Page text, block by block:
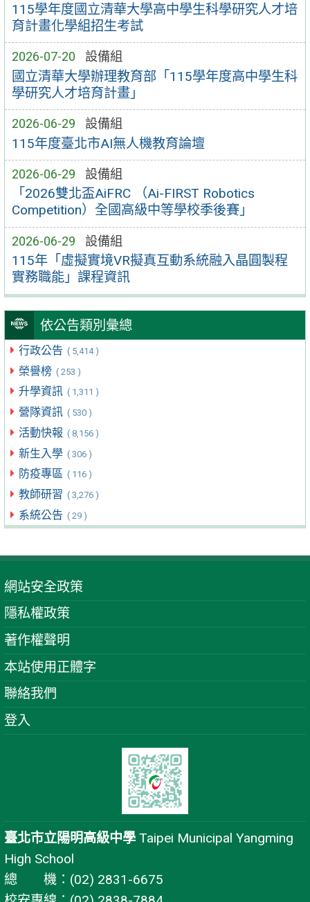
115學年度國立清華大學高中學生科學研究人才培
育計畫化學組招生考試
2026-07-20 設備組
國立清華大學辦理教育部「115學年度高中學生科
學研究人才培育計畫」
2026-06-29 設備組
115年度臺北市AI無人機教育論壇
2026-06-29 設備組
「2026雙北盃AiFRC （Ai-FIRST Robotics
Competition）全國高級中等學校季後賽」
2026-06-29 設備組
115年「虛擬實境VR擬真互動系統融入晶圓製程
實務職能」課程資訊
依公告類別彙總
行政公告 ( 5,414 )
榮譽榜 ( 253 )
升學資訊 ( 1,311 )
營隊資訊 ( 530 )
活動快報 ( 8,156 )
新生入學 ( 306 )
防疫專區 ( 116 )
教師研習 ( 3,276 )
系統公告 ( 29 )
網站安全政策
隱私權政策
著作權聲明
本站使用正體字
聯絡我們
登入
臺北市立陽明高級中學 Taipei Municipal Yangming
High School
總 機：(02) 2831-6675